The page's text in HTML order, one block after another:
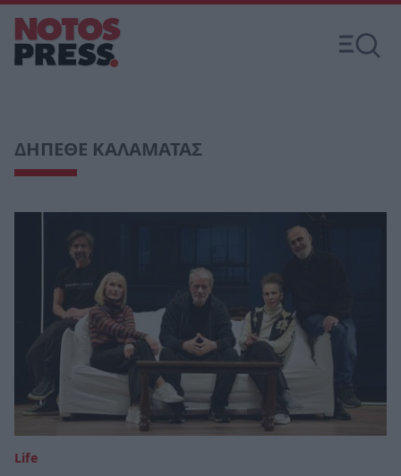
ΔΗΠΕΘΕ ΚΑΛΑΜΑΤΑΣ
Life